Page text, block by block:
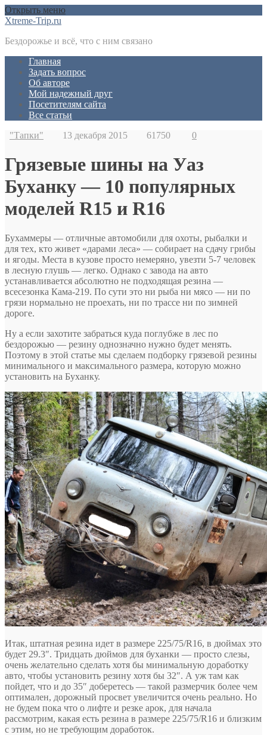
Открыть меню
Xtreme-Trip.ru
Бездорожье и всё, что с ним связано
Главная
Задать вопрос
Об авторе
Мой надежный друг
Посетителям сайта
Все статьи
"Тапки"
13 декабря 2015 61750 0
Грязевые шины на Уаз
Буханку — 10 популярных
моделей R15 и R16
Бухаммеры — отличные автомобили для охоты, рыбалки и
для тех, кто живет «дарами леса» — собирает на сдачу грибы
и ягоды. Места в кузове просто немеряно, увезти 5-7 человек
в лесную глушь — легко. Однако с завода на авто
устанавливается абсолютно не подходящая резина —
всесезонка Кама-219. По сути это ни рыба ни мясо — ни по
грязи нормально не проехать, ни по трассе ни по зимней
дороге.
Ну а если захотите забраться куда поглубже в лес по
бездорожью — резину однозначно нужно будет менять.
Поэтому в этой статье мы сделаем подборку грязевой резины
минимального и максимального размера, которую можно
установить на Буханку.
Итак, штатная резина идет в размере 225/75/R16, в дюймах это
будет 29.3″. Тридцать дюймов для буханки — просто слезы,
очень желательно сделать хотя бы минимальную доработку
авто, чтобы установить резину хотя бы 32″. А уж там как
пойдет, что и до 35″ доберетесь — такой размерчик более чем
оптимален, дорожный просвет увеличится очень реально. Но
не будем пока что о лифте и резке арок, для начала
рассмотрим, какая есть резина в размере 225/75/R16 и близким
с этим, но не требующим доработок.